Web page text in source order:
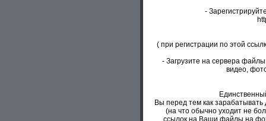
-
( при регистрации по этой
- Загрузите на сервера
видео,
Вы перед тем как
(на что обычно уходит не